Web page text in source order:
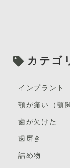
先っぽだけ少し
響も少ないかと
様子を見ても
折がないかレ
す。
大きく欠けた
神経まで露出
カテゴ
インプラント
顎が痛い（顎
歯が欠けた
歯磨き
詰め物